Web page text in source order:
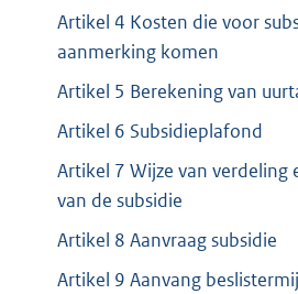
Artikel 4 Kosten die voor
aanmerking komen
Artikel 5 Berekening van
Artikel 6 Subsidieplafond
Artikel 7 Wijze van verdeling
van de subsidie
Artikel 8 Aanvraag subsidie
Artikel 9 Aanvang